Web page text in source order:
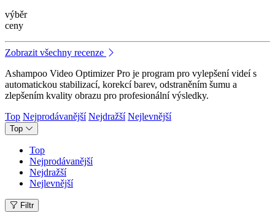
výběr
ceny
Zobrazit všechny recenze
Ashampoo Video Optimizer Pro je program pro vylepšení videí s
automatickou stabilizací, korekcí barev, odstraněním šumu a
zlepšením kvality obrazu pro profesionální výsledky.
Top Nejprodávanější Nejdražší Nejlevnější
Top
Top
Nejprodávanější
Nejdražší
Nejlevnější
Filtr